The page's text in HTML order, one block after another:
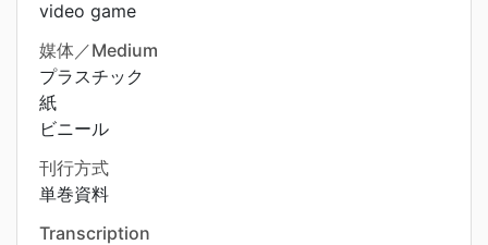
video game
媒体／Medium
プラスチック
紙
ビニール
刊行方式
単巻資料
Transcription